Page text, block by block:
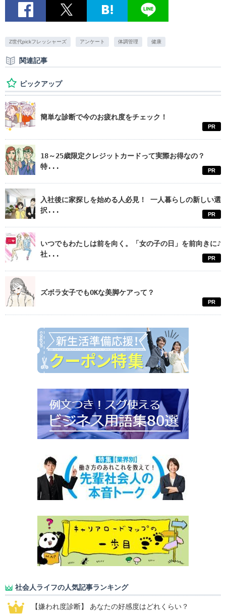
Z世代pickフレッシャーズ アンケート 体調管理 健康
関連記事
ピックアップ
簡単な診断で今のお疲れ度をチェック！
PR
18～25歳限定クレジットカードって実際お得なの？
特...
PR
入社後に家探しを始める人必見！ 一人暮らしの新しい選
択...
PR
いつでもわたしは前を向く。「女の子の日」を前向きに♪
社...
PR
ズボラ女子でもOKな美脚ケアって？
PR
社会人ライフの人気記事ランキング
【嫌われ度診断】 あなたの好感度はどれくらい？